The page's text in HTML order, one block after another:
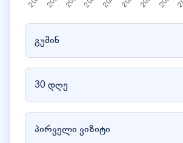
გუშინ
30 დღე
პირველი ვიზიტი